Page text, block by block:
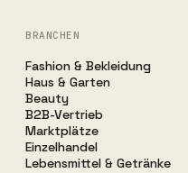
BRANCHEN
Fashion & Bekleidung
Haus & Garten
Beauty
B2B-Vertrieb
Marktplätze
Einzelhandel
Lebensmittel & Getränke